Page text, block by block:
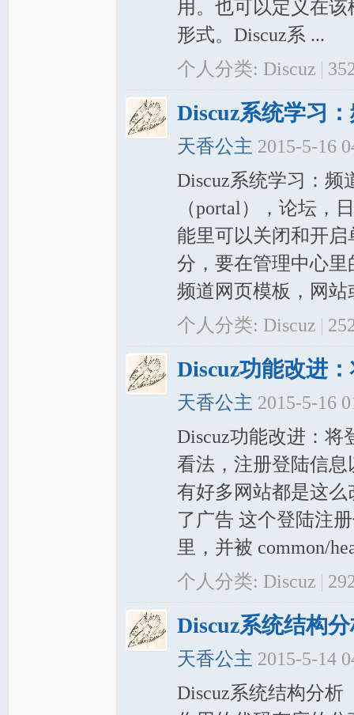
用。也可以定义在
形式。Discuz系 ...
个人分类: Discuz |
Discuz系统学习
天香公主 2015-5-16
Discuz系统学习：频
（portal），论坛，
能里可以关闭和开
分，要在管理中心
频道网页模板，网
个人分类: Discuz |
Discuz功能改进
天香公主 2015-5-16
Discuz功能改进：将
看法，注册登陆信
有好多网站都是这
了广告 这个登陆注册
里，并被 common/
个人分类: Discuz |
Discuz系统结构
天香公主 2015-5-14
Discuz系统结构分析